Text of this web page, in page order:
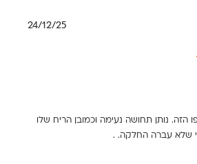
נותן תחושה נעימה וכמובן הריח שלו
שלא עברה החלקה. .
תאריך24/12/25